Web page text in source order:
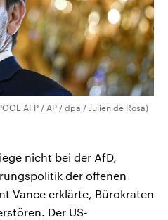
AFP / AP / dpa / Julien de Rosa)
nicht bei der AfD,
der offenen
Vance erklärte, Bürokraten
Der US-